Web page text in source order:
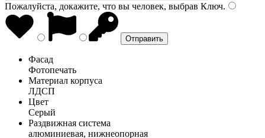
Пожалуйста, докажите, что вы человек, выбрав Ключ.
Фасад
Фотопечать
Материал корпуса
ЛДСП
Цвет
Серый
Раздвижная система
алюминиевая, нижнеопорная